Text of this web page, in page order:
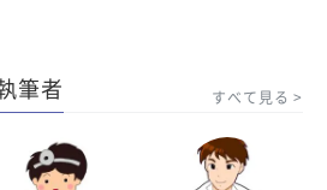
筆者 すべて見る